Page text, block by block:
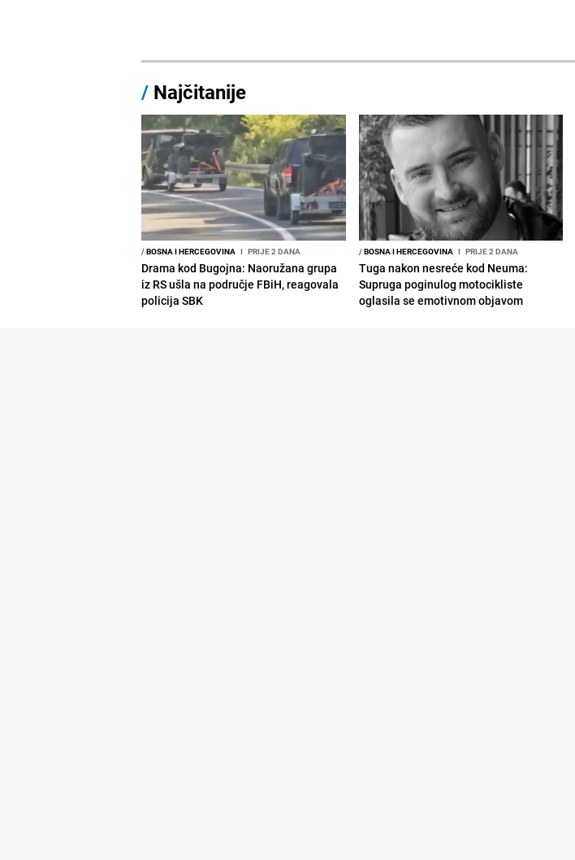
/ Najčitanije
/BOSNA I HERCEGOVINA I PRIJE 2 DANA
Drama kod Bugojna: Naoružana grupa
iz RS ušla na područje FBiH, reagovala
policija SBK
/BOSNA I HERCEGOVINA I PRIJE 2 DANA
Tuga nakon nesreće kod Neuma:
Supruga poginulog motocikliste
oglasila se emotivnom objavom